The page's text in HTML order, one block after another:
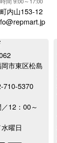
内山153-12
市東区松島
710-5370
12：00～
曜日